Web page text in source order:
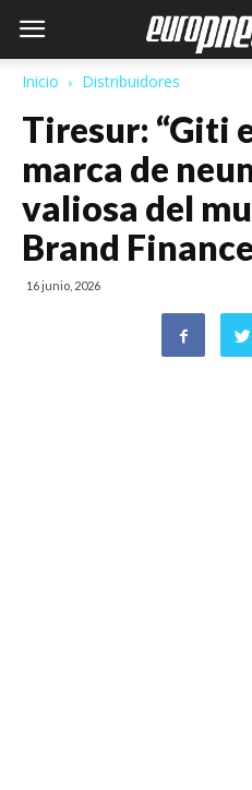
Inicio Distribuidores
Tiresur: “Giti
marca de
valiosa del
Brand
16 junio, 2026